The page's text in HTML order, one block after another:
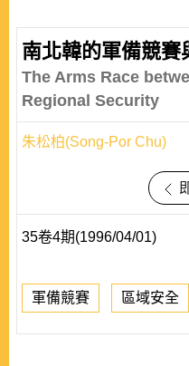
南北韓的軍備競賽
The Arms Race
Regional Security
朱松柏(Song-Por Chu)
35卷4期(1996/04/01)
軍備競賽 區域安全